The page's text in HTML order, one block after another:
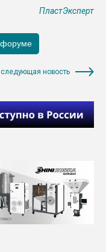
ПластЭксперт
следующая новость